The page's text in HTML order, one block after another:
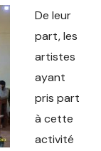
De leur
part, les
artistes
ayant
pris part
à cette
activité